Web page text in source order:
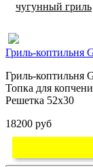
чугунный гриль
Гриль-коптильня
Гриль-коптильня
Топка для
Решетка 52х30
18200 руб